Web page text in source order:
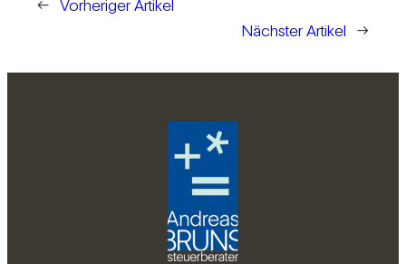
← Vorheriger Artikel
Nächster Artikel
→